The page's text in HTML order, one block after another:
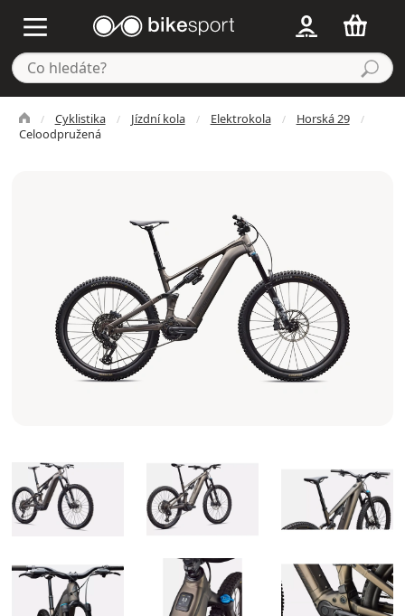
Cyklistika Jízdní kola Elektrokola
Horská 29
Celoodpružená